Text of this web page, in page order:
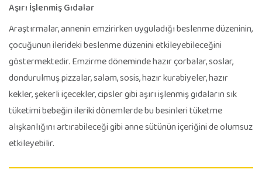
Aşırı İşlenmiş Gıdalar
Araştırmalar, annenin emzirirken uyguladığı beslenme düzeninin,
çocuğunun ilerideki beslenme düzenini etkileyebileceğini
göstermektedir. Emzirme döneminde hazır çorbalar, soslar,
dondurulmuş pizzalar, salam, sosis, hazır kurabiyeler, hazır
kekler, şekerli içecekler, cipsler gibi aşırı işlenmiş gıdaların sık
tüketimi bebeğin ileriki dönemlerde bu besinleri tüketme
alışkanlığını artırabileceği gibi anne sütünün içeriğini de olumsuz
etkileyebilir.